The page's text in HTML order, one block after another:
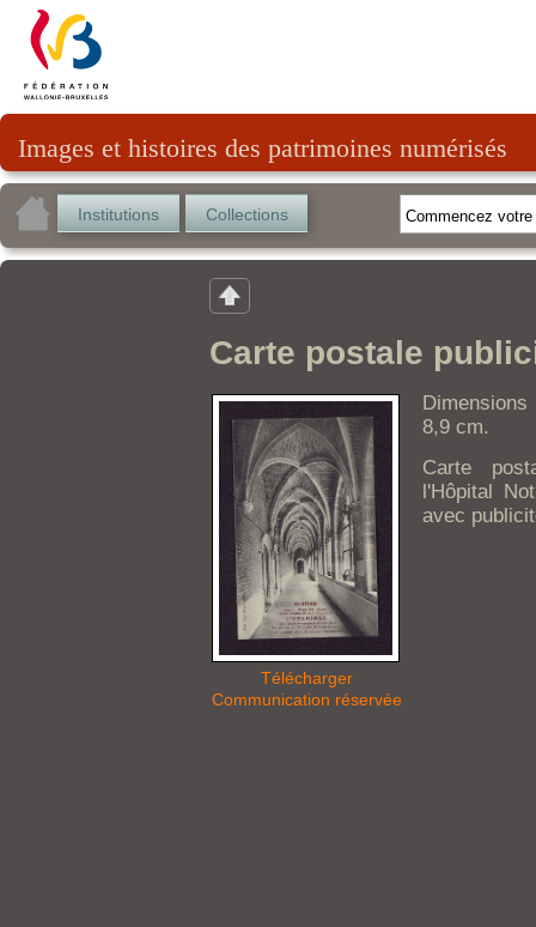
Images et histoires des patrimoines numérisés
Institutions Collections
Carte postale
Télécharger
Communication réservée
8,9 cm.
Carte
l'Hôpital
avec